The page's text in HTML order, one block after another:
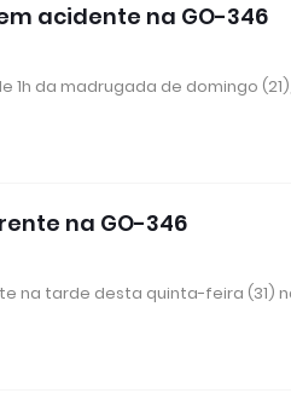
acidente na GO-346
da madrugada de domingo
na GO-346
na tarde desta quinta-feira (31)